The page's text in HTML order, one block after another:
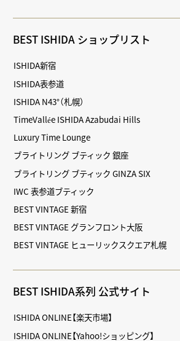
BEST ISHIDA ショップリスト
ISHIDA新宿
ISHIDA表参道
ISHIDA N43°（札幌）
TimeVallée ISHIDA Azabudai Hills
Luxury Time Lounge
ブライトリング ブティック 銀座
ブライトリング ブティック GINZA SIX
IWC 表参道ブティック
BEST VINTAGE 新宿
BEST VINTAGE グランフロント大阪
BEST VINTAGE ヒューリックスクエア札幌
BEST ISHIDA系列 公式サイト
ISHIDA ONLINE【楽天市場】
ISHIDA ONLINE【Yahoo!ショッピング】